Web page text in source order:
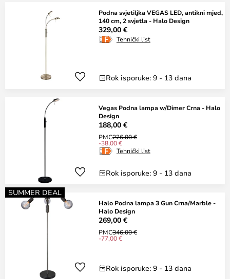
Podna svjetiljka VEGAS LED, antikni mjed,
140 cm, 2 svjetla - Halo Design
329,00 €
Tehnički list
Rok isporuke: 9 - 13 dana
Vegas Podna lampa w/Dimer Crna - Halo
Design
188,00 €
PMC226,00 €
-38,00 €
Tehnički list
Rok isporuke: 9 - 13 dana
SUMMER DEAL
Halo Podna lampa 3 Gun Crna/Marble -
Halo Design
269,00 €
PMC346,00 €
-77,00 €
Rok isporuke: 9 - 13 dana